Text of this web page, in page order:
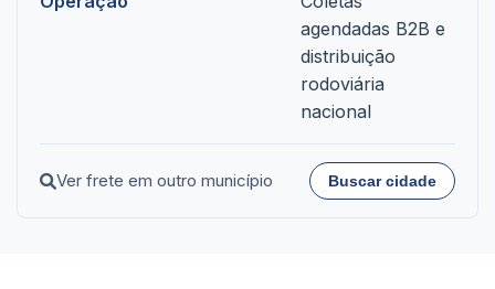
agendadas B2B e
distribuição
rodoviária
nacional
Ver frete em outro município Buscar cidade